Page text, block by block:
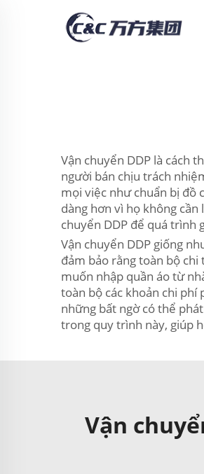
Vận chuyển DDP là cách
người bán chịu trách
mọi việc như chuẩn bị đồ
dàng hơn vì họ không
chuyển DDP để quá trình
Vận chuyển DDP giống
đảm bảo rằng toàn bộ
muốn nhập quần áo từ
toàn bộ các khoản chi phí
những bất ngờ có thể
trong quy trình này, giúp
Vận